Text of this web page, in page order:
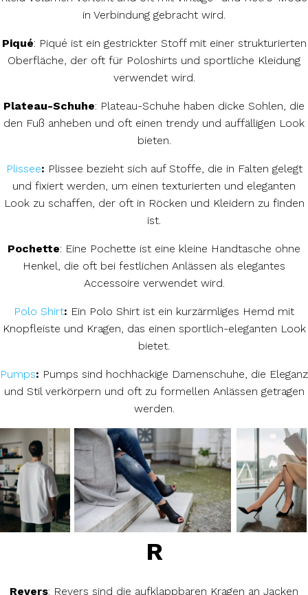
in Verbindung gebracht wird.
Piqué: Piqué ist ein gestrickter Stoff mit einer strukturierten
Oberfläche, der oft für Poloshirts und sportliche Kleidung
verwendet wird.
Plateau-Schuhe: Plateau-Schuhe haben dicke Sohlen, die
den Fuß anheben und oft einen trendy und auffälligen Look
bieten.
Plissee: Plissee bezieht sich auf Stoffe, die in Falten gelegt
und fixiert werden, um einen texturierten und eleganten
Look zu schaffen, der oft in Röcken und Kleidern zu finden
ist.
Pochette: Eine Pochette ist eine kleine Handtasche ohne
Henkel, die oft bei festlichen Anlässen als elegantes
Accessoire verwendet wird.
Polo Shirt: Ein Polo Shirt ist ein kurzärmliges Hemd mit
Knopfleiste und Kragen, das einen sportlich-eleganten Look
bietet.
Pumps: Pumps sind hochhackige Damenschuhe, die Eleganz
und Stil verkörpern und oft zu formellen Anlässen getragen
werden.
R
Revers: Revers sind die aufklappbaren Kragen an Jacken